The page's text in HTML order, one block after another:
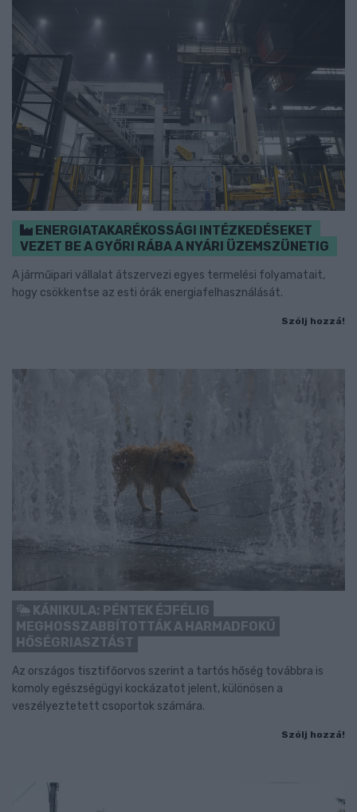
ENERGIATAKARÉKOSSÁGI INTÉZKEDÉSEKET
VEZET BE A GYŐRI RÁBA A NYÁRI ÜZEMSZÜNETIG
A járműipari vállalat átszervezi egyes termelési folyamatait,
hogy csökkentse az esti órák energiafelhasználását.
Szólj hozzá!
KÁNIKULA: PÉNTEK ÉJFÉLIG
MEGHOSSZABBÍTOTTÁK A HARMADFOKÚ
HŐSÉGRIASZTÁST
Az országos tisztifőorvos szerint a tartós hőség továbbra is
komoly egészségügyi kockázatot jelent, különösen a
veszélyeztetett csoportok számára.
Szólj hozzá!